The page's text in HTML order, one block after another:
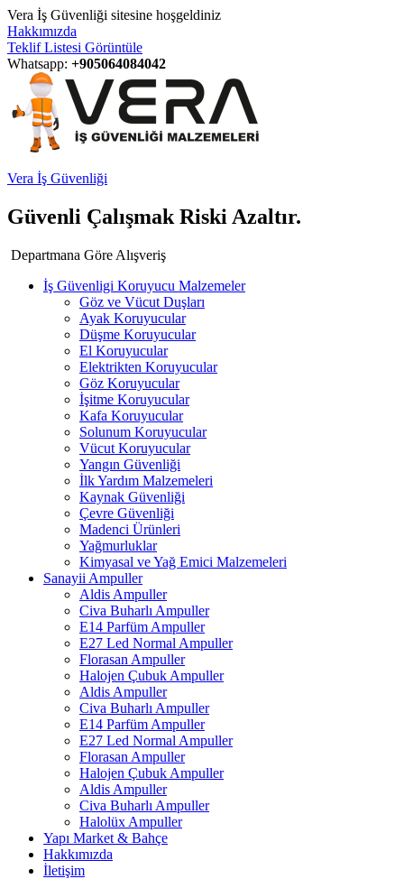
Vera İş Güvenliği sitesine hoşgeldiniz
Hakkımızda
Teklif Listesi Görüntüle
Whatsapp: +905064084042
Vera İş Güvenliği
Güvenli Çalışmak Riski Azaltır.
Departmana Göre Alışveriş
İş Güvenligi Koruyucu Malzemeler
Göz ve Vücut Duşları
Ayak Koruyucular
Düşme Koruyucular
El Koruyucular
Elektrikten Koruyucular
Göz Koruyucular
İşitme Koruyucular
Kafa Koruyucular
Solunum Koruyucular
Vücut Koruyucular
Yangın Güvenliği
İlk Yardım Malzemeleri
Kaynak Güvenliği
Çevre Güvenliği
Madenci Ürünleri
Yağmurluklar
Kimyasal ve Yağ Emici Malzemeleri
Sanayii Ampuller
Aldis Ampuller
Civa Buharlı Ampuller
E14 Parfüm Ampuller
E27 Led Normal Ampuller
Florasan Ampuller
Halojen Çubuk Ampuller
Aldis Ampuller
Civa Buharlı Ampuller
E14 Parfüm Ampuller
E27 Led Normal Ampuller
Florasan Ampuller
Halojen Çubuk Ampuller
Aldis Ampuller
Civa Buharlı Ampuller
Halolüx Ampuller
Yapı Market & Bahçe
Hakkımızda
İletişim